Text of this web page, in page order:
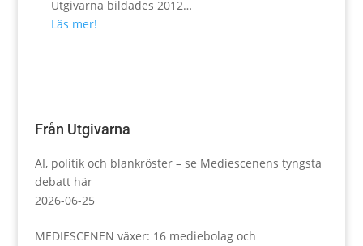
Utgivarna bildades 2012…
Läs mer!
Från Utgivarna
AI, politik och blankröster – se Mediescenens tyngsta
debatt här
2026-06-25
MEDIESCENEN växer: 16 mediebolag och